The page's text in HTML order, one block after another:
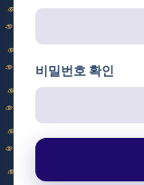
비밀번호 확인